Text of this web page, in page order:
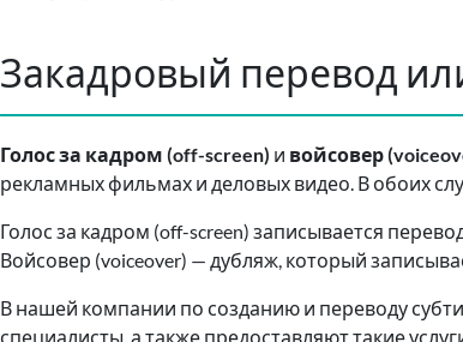
Закадровый перевод
Голос за кадром (off-screen) и войсовер
рекламных фильмах и деловых видео. В обоих
Голос за кадром (off-screen) записывается
Войсовер (voiceover) — дубляж, который
В нашей компании по созданию и переводу
специалисты, а также предоставляют такие